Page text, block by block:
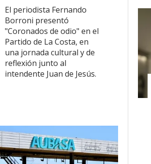
El periodista Fernando
Borroni presentó
"Coronados de odio" en el
Partido de La Costa, en
una jornada cultural y de
reflexión junto al
intendente Juan de Jesús.